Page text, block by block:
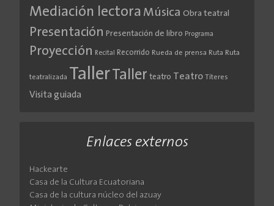
Mediación lectora Música Obra teatral
Presentación Presentación de libro Programa
Proyección Recital Recorrido Rueda de prensa Ruta Ruta
teatralizada TallerTaller teatro Teatro Títeres
Visita guiada
Enlaces externos
Hackearte
Casa de la Cultura Ecuatoriana
Casa de la cultura núcleo del azuay